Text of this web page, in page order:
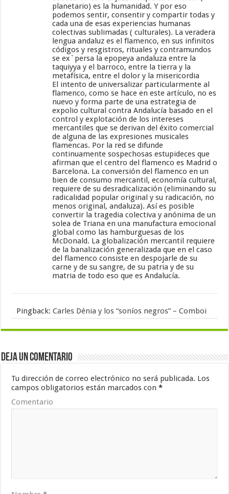
planetario) es la humanidad. Y por eso
podemos sentir, consentir y compartir todas y
cada una de esas experiencias humanas
colectivas sublimadas ( culturales). La veradera
lengua andaluz es el flamenco, en sus infinitos
códigos y resgistros, rituales y contramundos
se ex`persa la epopeya andaluza entre la
taquiyya y el barroco, entre la tierra y la
metafísica, entre el dolor y la misericordia
El intento de universalizar particularmente al
flamenco, como se hace en este artículo, no es
nuevo y forma parte de una estrategia de
expolio cultural contra Andalucía basado en el
control y explotación de los intereses
mercantiles que se derivan del éxito comercial
de alguna de las expresiones musicales
flamencas. Por la red se difunde
continuamente sospechosas estupideces que
afirman que el centro del flamenco es Madrid o
Barcelona. La conversión del flamenco en un
bien de consumo mercantil, economía cultural,
requiere de su desradicalización (eliminando su
radicalidad popular original y su radicación, no
menos original, andaluza). Así es posible
convertir la tragedia colectiva y anónima de un
solea de Triana en una manufactura emocional
global como las hamburguesas de los
McDonald. La globalización mercantil requiere
de la banalización generalizada que en el caso
del flamenco consiste en despojarle de su
carne y de su sangre, de su patria y de su
matria de todo eso que es Andalucía.
Pingback:Carles Dénia y los “soníos negros” – Comboi
Deja un comentario
Tu dirección de correo electrónico no será publicada. Los
campos obligatorios están marcados con*
Comentario